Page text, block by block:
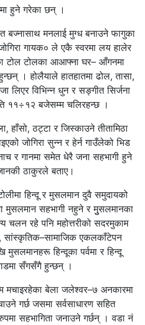
हुने गरेका छन् ।
बज्नासाथ मनलाई मुग्ध बनाउने फागुका
गायक० ले एकै स्वरमा लय हालेर
टोल टोलका आआफ्ना घर– आँगनमा
। होलैयाले हातहातमा ढोल, तासा,
लिएर विभिन्न धुन र सङ्गीत सिर्जना
११÷१२ बजेसम्म चलिरहन्छ ।
हाँसो, ठट्टा र जिस्काउने तीतामिठा
जोगिरा सुन्न र हेर्न गाउँलेको भिड
र गानमा समेत धेरै जना सहभागी हुने
ठाकुरले बताए।
हिन्दू र मुसलमान दुवै समुदायको
मुसलमान सहभागी नहुने र मुुसलमानका
चलन रहे पनि महोत्तरीको सदरमुकाम
सांस्कृतिक–सामाजिक एकलकाँटेपन
मुसलमानहरू हिन्दूका पर्वमा र हिन्दू
सँगसँगै हुन्छन् ।
मचाइरहेका बेला जलेश्वर–७ अनकारमा
गर्छ जसमा सर्वसाधारण सहित
सहभागिता जनाउने गर्छन् । वडा नं